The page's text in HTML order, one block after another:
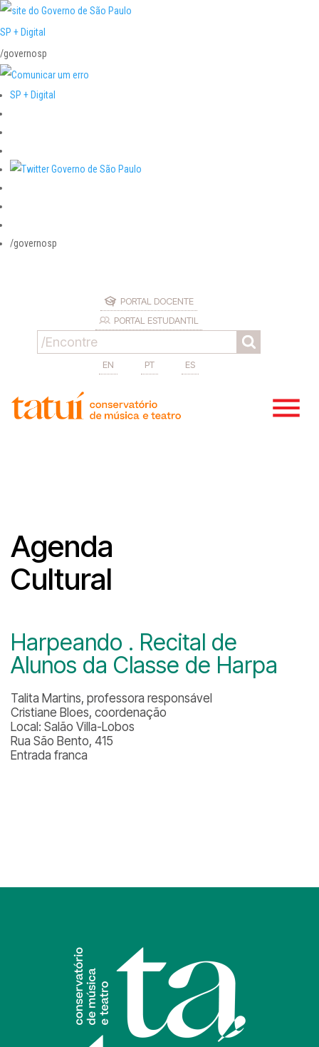
SP + Digital
/governosp
SP + Digital
/governosp
PORTAL DOCENTE
PORTAL ESTUDANTIL
EN PT ES
Agenda
Cultural
Harpeando . Recital de
Alunos da Classe de Harpa
Talita Martins, professora responsável
Cristiane Bloes, coordenação
Local: Salão Villa-Lobos
Rua São Bento, 415
Entrada franca